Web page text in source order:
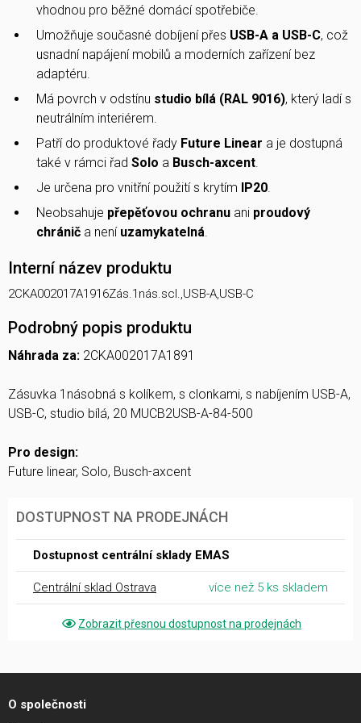
vhodnou pro běžné domácí spotřebiče.
Umožňuje současné dobíjení přes USB-A a USB-C, což
usnadní napájení mobilů a moderních zařízení bez
adaptéru.
Má povrch v odstínu studio bílá (RAL 9016), který ladí s
neutrálním interiérem.
Patří do produktové řady Future Linear a je dostupná
také v rámci řad Solo a Busch-axcent.
Je určena pro vnitřní použití s krytím
IP20.
Neobsahuje přepěťovou ochranu ani proudový
chránič a není uzamykatelná.
Interní název produktu
2CKA002017A1916Zás.1nás.scl.,USB-A,USB-C
Podrobný popis produktu
Náhrada za: 2CKA002017A1891
Zásuvka 1násobná s kolíkem, s clonkami, s nabíjením USB-A,
USB-C, studio bílá, 20 MUCB2USB-A-84-500
Pro design:
Future linear, Solo, Busch-axcent
DOSTUPNOST NA PRODEJNÁCH
Dostupnost centrální sklady EMAS
Centrální sklad Ostrava více než 5 ks skladem
Zobrazit přesnou dostupnost na prodejnách
O společnosti